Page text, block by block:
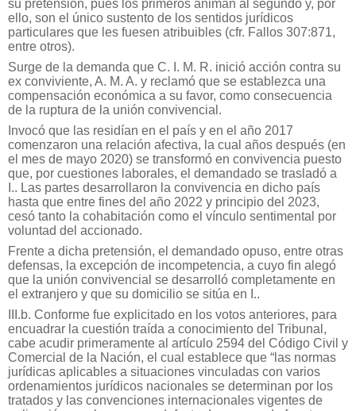
su pretensión, pues los primeros animan al segundo y, por
ello, son el único sustento de los sentidos jurídicos
particulares que les fuesen atribuibles (cfr. Fallos 307:871,
entre otros).
Surge de la demanda que C. I. M. R. inició acción contra su
ex conviviente, A. M. A. y reclamó que se establezca una
compensación económica a su favor, como consecuencia
de la ruptura de la unión convivencial.
Invocó que las residían en el país y en el año 2017
comenzaron una relación afectiva, la cual años después (en
el mes de mayo 2020) se transformó en convivencia puesto
que, por cuestiones laborales, el demandado se trasladó a
I.. Las partes desarrollaron la convivencia en dicho país
hasta que entre fines del año 2022 y principio del 2023,
cesó tanto la cohabitación como el vínculo sentimental por
voluntad del accionado.
Frente a dicha pretensión, el demandado opuso, entre otras
defensas, la excepción de incompetencia, a cuyo fin alegó
que la unión convivencial se desarrolló completamente en
el extranjero y que su domicilio se sitúa en I..
III.b. Conforme fue explicitado en los votos anteriores, para
encuadrar la cuestión traída a conocimiento del Tribunal,
cabe acudir primeramente al artículo 2594 del Código Civil y
Comercial de la Nación, el cual establece que “las normas
jurídicas aplicables a situaciones vinculadas con varios
ordenamientos jurídicos nacionales se determinan por los
tratados y las convenciones internacionales vigentes de